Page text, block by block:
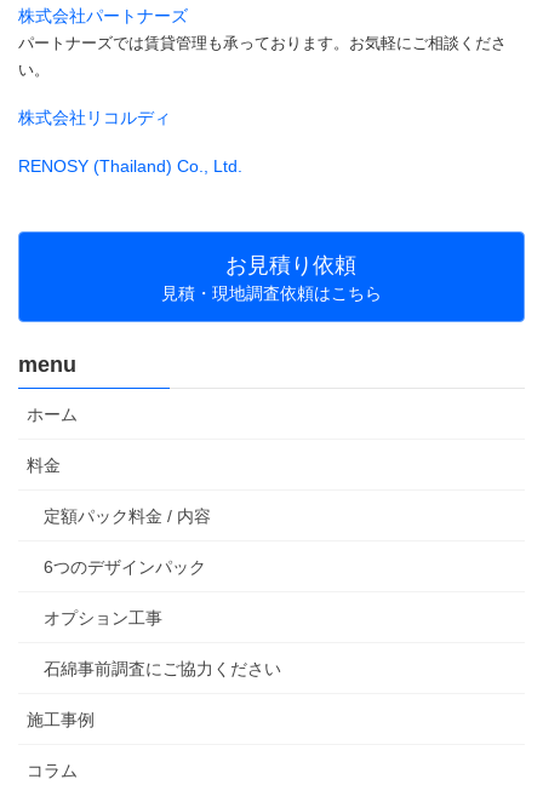
株式会社パートナーズ
パートナーズでは賃貸管理も承っております。お気軽にご相談くださ
い。
株式会社リコルディ
RENOSY (Thailand) Co., Ltd.
お見積り依頼
見積・現地調査依頼はこちら
menu
ホーム
料金
定額パック料金 / 内容
6つのデザインパック
オプション工事
石綿事前調査にご協力ください
施工事例
コラム